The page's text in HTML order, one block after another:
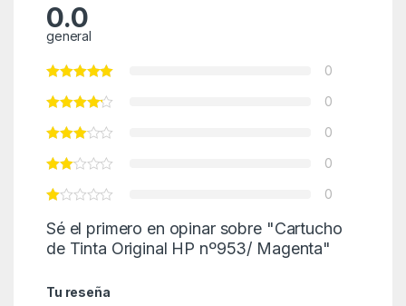
0.0
general
0
0
0
0
0
Sé el primero en opinar sobre "Cartucho
de Tinta Original HP nº953/ Magenta"
Tu reseña